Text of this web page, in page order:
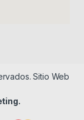
Sitio Web